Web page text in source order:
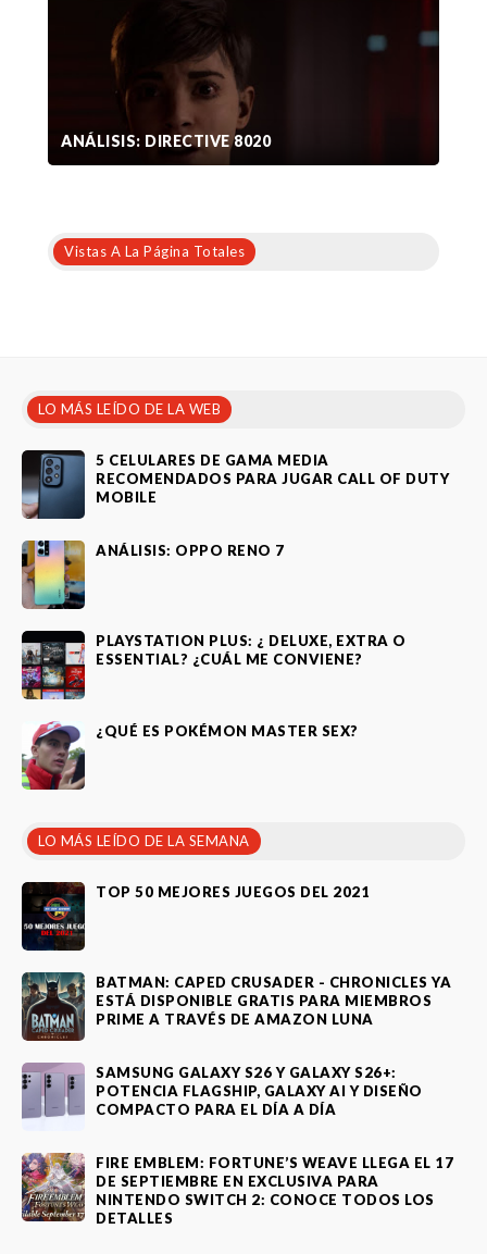
ANÁLISIS: DIRECTIVE 8020
Vistas A La Página Totales
LO MÁS LEÍDO DE LA WEB
5 CELULARES DE GAMA MEDIA
RECOMENDADOS PARA JUGAR CALL OF DUTY
MOBILE
ANÁLISIS: OPPO RENO 7
PLAYSTATION PLUS: ¿ DELUXE, EXTRA O
ESSENTIAL? ¿CUÁL ME CONVIENE?
¿QUÉ ES POKÉMON MASTER SEX?
LO MÁS LEÍDO DE LA SEMANA
TOP 50 MEJORES JUEGOS DEL 2021
BATMAN: CAPED CRUSADER - CHRONICLES YA
ESTÁ DISPONIBLE GRATIS PARA MIEMBROS
PRIME A TRAVÉS DE AMAZON LUNA
SAMSUNG GALAXY S26 Y GALAXY S26+:
POTENCIA FLAGSHIP, GALAXY AI Y DISEÑO
COMPACTO PARA EL DÍA A DÍA
FIRE EMBLEM: FORTUNE’S WEAVE LLEGA EL 17
DE SEPTIEMBRE EN EXCLUSIVA PARA
NINTENDO SWITCH 2: CONOCE TODOS LOS
DETALLES